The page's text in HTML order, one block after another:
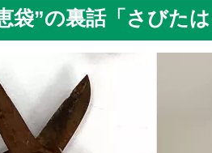
袋”の裏話「さびた